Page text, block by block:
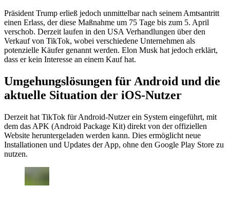
Präsident Trump erließ jedoch unmittelbar nach seinem Amtsantritt
einen Erlass, der diese Maßnahme um 75 Tage bis zum 5. April
verschob. Derzeit laufen in den USA Verhandlungen über den
Verkauf von TikTok, wobei verschiedene Unternehmen als
potenzielle Käufer genannt werden. Elon Musk hat jedoch erklärt,
dass er kein Interesse an einem Kauf hat.
Umgehungslösungen für Android und die
aktuelle Situation der iOS-Nutzer
Derzeit hat TikTok für Android-Nutzer ein System eingeführt, mit
dem das APK (Android Package Kit) direkt von der offiziellen
Website heruntergeladen werden kann. Dies ermöglicht neue
Installationen und Updates der App, ohne den Google Play Store zu
nutzen.